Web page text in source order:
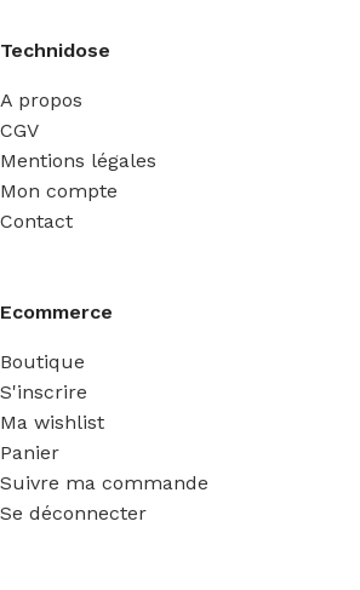
Technidose
A propos
CGV
Mentions légales
Mon compte
Contact
Ecommerce
Boutique
S'inscrire
Ma wishlist
Panier
Suivre ma commande
Se déconnecter